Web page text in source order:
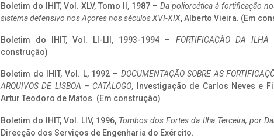
Boletim do IHIT, Vol. XLV, Tomo II, 1987 – Da poliorcética à fortificação
sistema defensivo nos Açores nos séculos XVI-XIX, Alberto Vieira. (Em
Boletim do IHIT, Vol. LI-LII, 1993-1994 – FORTIFICAÇÃO DA ILHA
construção)
Boletim do IHIT, Vol. L, 1992 – DOCUMENTAÇÃO SOBRE AS
ARQUIVOS DE LISBOA – CATÁLOGO, Investigação de Carlos Neves e
Artur Teodoro de Matos. (Em construção)
Boletim do IHIT, Vol. LIV, 1996, Tombos dos Fortes da Ilha Terceira, por
Direcção dos Serviços de Engenharia do Exército.